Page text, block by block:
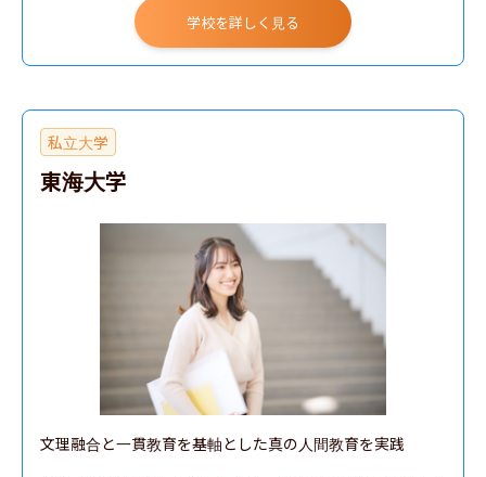
電気工学科
電子工学科
物理学科（理工学部）
生産工学部
学校を詳しく見る
私立大学
東海大学
文理融合と一貫教育を基軸とした真の人間教育を実践